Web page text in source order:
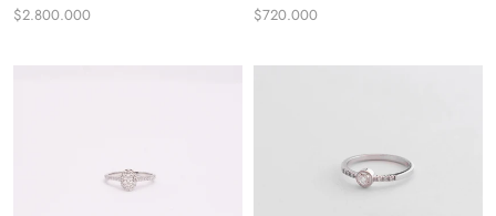
$2.800.000
$720.000